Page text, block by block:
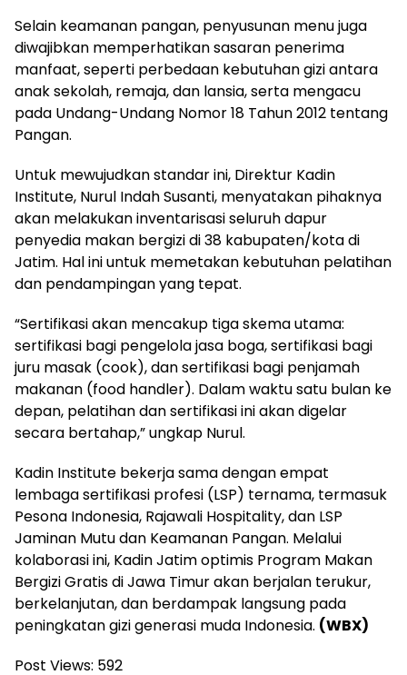
Selain keamanan pangan, penyusunan menu juga
diwajibkan memperhatikan sasaran penerima
manfaat, seperti perbedaan kebutuhan gizi antara
anak sekolah, remaja, dan lansia, serta mengacu
pada Undang-Undang Nomor 18 Tahun 2012 tentang
Pangan.
Untuk mewujudkan standar ini, Direktur Kadin
Institute, Nurul Indah Susanti, menyatakan pihaknya
akan melakukan inventarisasi seluruh dapur
penyedia makan bergizi di 38 kabupaten/kota di
Jatim. Hal ini untuk memetakan kebutuhan pelatihan
dan pendampingan yang tepat.
“Sertifikasi akan mencakup tiga skema utama:
sertifikasi bagi pengelola jasa boga, sertifikasi bagi
juru masak (cook), dan sertifikasi bagi penjamah
makanan (food handler). Dalam waktu satu bulan ke
depan, pelatihan dan sertifikasi ini akan digelar
secara bertahap,” ungkap Nurul.
Kadin Institute bekerja sama dengan empat
lembaga sertifikasi profesi (LSP) ternama, termasuk
Pesona Indonesia, Rajawali Hospitality, dan LSP
Jaminan Mutu dan Keamanan Pangan. Melalui
kolaborasi ini, Kadin Jatim optimis Program Makan
Bergizi Gratis di Jawa Timur akan berjalan terukur,
berkelanjutan, dan berdampak langsung pada
peningkatan gizi generasi muda Indonesia. (WBX)
Post Views: 592